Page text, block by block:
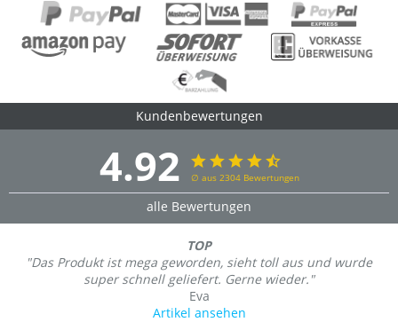
Kundenbewertungen
4.92 ∅ aus 2304 Bewertungen
alle Bewertungen
TOP
"Das Produkt ist mega geworden, sieht toll aus und wurde
super schnell geliefert. Gerne wieder."
Eva
Artikel ansehen